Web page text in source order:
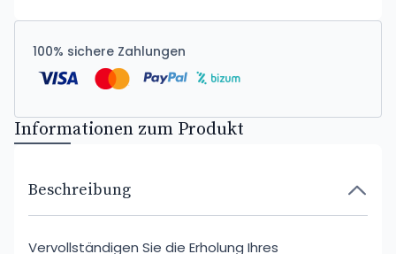
100% sichere Zahlungen
Informationen zum Produkt
Beschreibung
Vervollständigen Sie die Erholung Ihres